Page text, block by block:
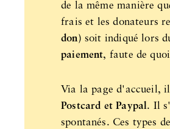
de la même manière
frais et les donateurs
don) soit indiqué lors
paiement, faute de
Via la page d'accueil,
Postcard et Paypal. Il
spontanés. Ces types